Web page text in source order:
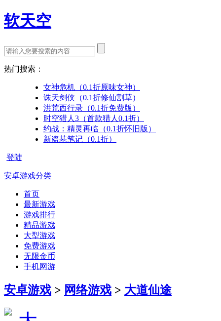
软天空
热门搜索：
女神危机（0.1折原味女神）
诛天剑侠（0.1折修仙割草）
洪荒西行录（0.1折免费版）
时空猎人3（首款猎人0.1折）
约战：精灵再临（0.1折怀旧版）
新盗墓笔记（0.1折）
登陆
安卓游戏分类
首页
最新游戏
游戏排行
精品游戏
大型游戏
免费游戏
无限金币
手机网游
安卓游戏 > 网络游戏 > 大道仙途